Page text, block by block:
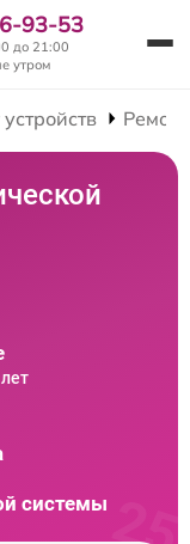
93-53
до 21:00
утром
системы